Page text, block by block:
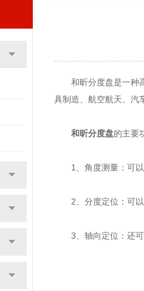
和昕分度盘是一种高
具制造、航空航天、汽
和昕分度盘的主要
1、角度测量：可以
2、分度定位：可以
3、轴向定位：还可